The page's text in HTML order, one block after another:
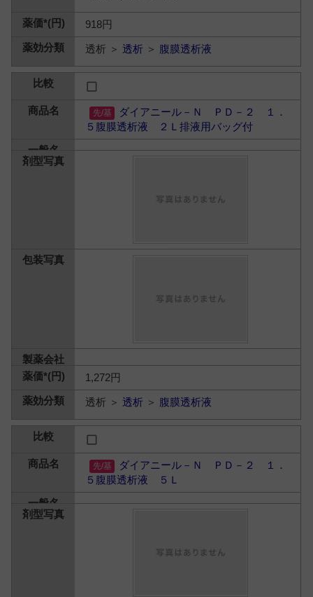
918円
透析 ＞透析 ＞ 腹膜透析液
ダイアニール－Ｎ ＰＤ－２ １．
５腹膜透析液 ２Ｌ排液用バッグ付
1,272円
透析 ＞透析 ＞ 腹膜透析液
ダイアニール－Ｎ ＰＤ－２ １．
５腹膜透析液 ５Ｌ